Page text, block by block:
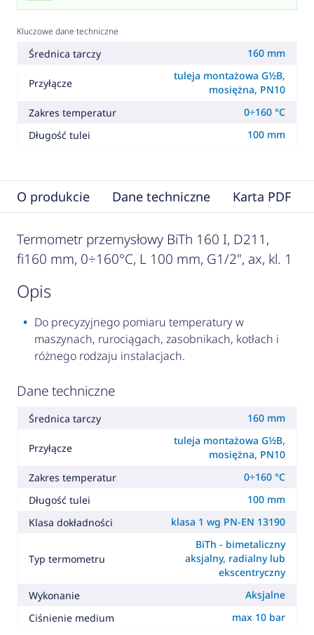
Kluczowe dane techniczne
Średnica tarczy 160 mm
Przyłącze
tuleja montażowa G½B,
mosiężna, PN10
Zakres temperatur
0÷160 °C
Długość tulei
100 mm
O produkcie Dane techniczne Karta PDF
Termometr przemysłowy BiTh 160 I, D211,
fi160 mm, 0÷160°C, L 100 mm, G1/2", ax, kl. 1
opis
Do precyzyjnego pomiaru temperatury w
maszynach, rurociągach, zasobnikach, kotłach i
różnego rodzaju instalacjach.
Dane techniczne
Średnica tarczy 160 mm
Przyłącze
tuleja montażowa G½B,
mosiężna, PN10
Zakres temperatur
0÷160 °C
Długość tulei
100 mm
Klasa dokładności
klasa 1 wg PN-EN 13190
Typ termometru
BiTh - bimetaliczny
aksjalny, radialny lub
ekscentryczny
Wykonanie
Aksjalne
Ciśnienie medium
max 10 bar